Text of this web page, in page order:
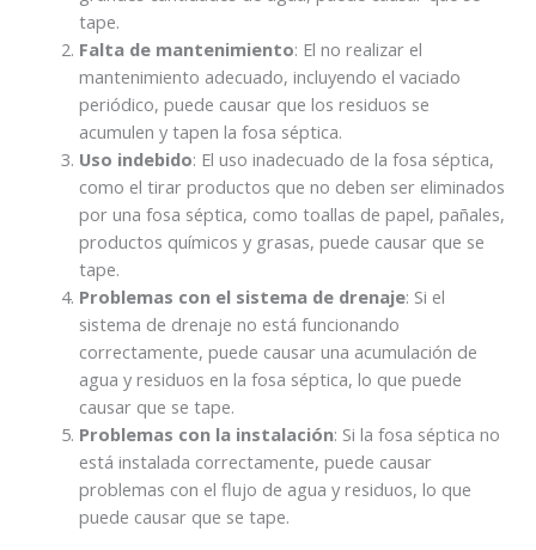
tape.
Falta de mantenimiento: El no realizar el
mantenimiento adecuado, incluyendo el vaciado
periódico, puede causar que los residuos se
acumulen y tapen la fosa séptica.
Uso indebido: El uso inadecuado de la fosa séptica,
como el tirar productos que no deben ser eliminados
por una fosa séptica, como toallas de papel, pañales,
productos químicos y grasas, puede causar que se
tape.
Problemas con el sistema de drenaje: Si el
sistema de drenaje no está funcionando
correctamente, puede causar una acumulación de
agua y residuos en la fosa séptica, lo que puede
causar que se tape.
Problemas con la instalación: Si la fosa séptica no
está instalada correctamente, puede causar
problemas con el flujo de agua y residuos, lo que
puede causar que se tape.